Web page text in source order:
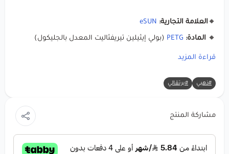
🔸 العلامة التجارية: eSUN
🔸 المادة: PETG (بولي إيثيلين تيريفثاليت المعدل بالجليكول)
🔸 اللون: ذهبي
🔸 قطر الخيط:1.75 ملم
مميزات eSUN PETG:
🔹 قوة عالية ومتانة مع التصاق ممتاز بين الطبقات
قراءة المزيد
#ذهبي #برتقالي
مشاركة المنتج